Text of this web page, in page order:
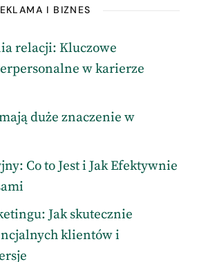
I BIZNES
relacji: Kluczowe
w karierze
duże znaczenie w
Co to Jest i Jak Efektywnie
Jak skutecznie
klientów i